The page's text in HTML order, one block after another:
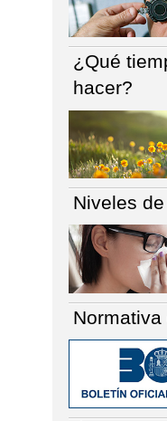
¿Qué
hacer?
Niveles